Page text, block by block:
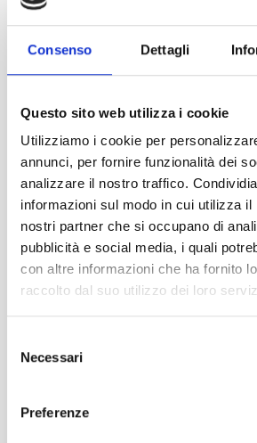
Consenso Dettagli
Questo sito web utilizza i cookie
Utilizziamo i cookie per
annunci, per fornire funzionalità dei
analizzare il nostro traffico.
informazioni sul modo in cui utilizza il
nostri partner che si occupano di
pubblicità e social media, i quali
con altre informazioni che ha fornito
raccolto dal suo utilizzo dei loro
delNecessari
Preferenze
FIND OUT MORE
SALA BRIONI - LAGUNA
FIND OUT MORE